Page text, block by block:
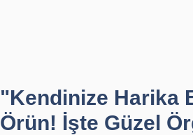
"Kendinize Harika
Örün! İşte Güzel